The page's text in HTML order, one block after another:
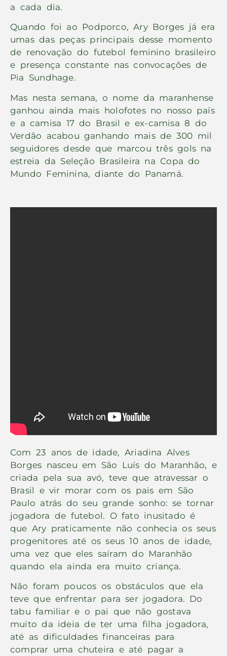
a cada dia.
Quando foi ao Podporco, Ary Borges já era
umas das peças principais desse momento
de renovação do futebol feminino brasileiro
e presença constante nas convocações de
Pia Sundhage.
Mas nesta semana, o nome da maranhense
ganhou ainda mais holofotes no nosso país
e a camisa 17 do Brasil e ex-camisa 8 do
Verdão acabou ganhando mais de 300 mil
seguidores desde que marcou três gols na
estreia da Seleção Brasileira na Copa do
Mundo Feminina, diante do Panamá.
Com 23 anos de idade, Ariadina Alves
Borges nasceu em São Luís do Maranhão, e
criada pela sua avó, teve que atravessar o
Brasil e vir morar com os pais em São
Paulo atrás do seu grande sonho: se tornar
jogadora de futebol. O fato inusitado é
que Ary praticamente não conhecia os seus
progenitores até os seus 10 anos de idade,
uma vez que eles saíram do Maranhão
quando ela ainda era muito criança.
Não foram poucos os obstáculos que ela
teve que enfrentar para ser jogadora. Do
tabu familiar e o pai que não gostava
muito da ideia de ter uma filha jogadora,
até as dificuldades financeiras para
comprar uma chuteira e até pagar a